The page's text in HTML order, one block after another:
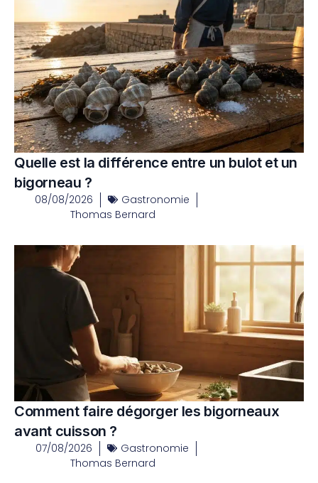
Quelle est la différence entre un bulot et un
bigorneau ?
08/08/2026
Gastronomie
Thomas Bernard
Comment faire dégorger les bigorneaux
avant cuisson ?
07/08/2026
Gastronomie
Thomas Bernard